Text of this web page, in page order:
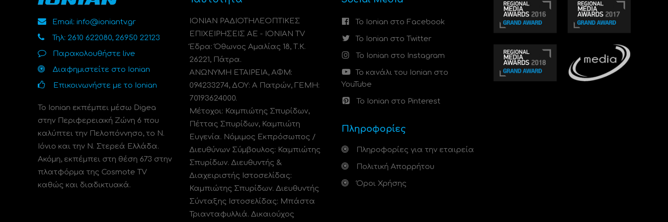
Email: info@ioniantv.gr
Τηλ: 2610 622080, 26950 22123
Παρακολουθήστε live
Διαφημιστείτε στο Ionian
Επικοινωνήστε με το Ionian
Το Ionian εκπέμπει μέσω Digea
στην Περιφερειακή Ζώνη 6 που
καλύπτει την Πελοπόννησο, το N.
Ιόνιο και την Ν. Στερεά Ελλάδα.
Ακόμη, εκπέμπει στη θέση 673 στην
πλατφόρμα της Cosmote TV
καθώς και διαδικτυακά.
ΙΟΝΙΑΝ ΡΑΔΙΟΤΗΛΕΟΠΤΙΚΕΣ
ΕΠΙΧΕΙΡΗΣΕΙΣ ΑΕ - IONIAN TV
Έδρα: Όθωνος Αμαλίας 18, Τ.Κ.
26221, Πάτρα.
ΑΝΩΝΥΜΗ ΕΤΑΙΡΕΙΑ, ΑΦΜ:
094233274, ΔΟΥ: A Πατρών, ΓΕΜΗ:
70193624000.
Μέτοχοι: Καμπιώτης Σπυρίδων,
Πέττας Σπυρίδων, Καμπιώτη
Ευγενία. Νόμιμος Εκπρόσωπος /
Διευθύνων Σύμβουλος: Καμπιώτης
Σπυρίδων. Διευθυντής &
Διαχειριστής Ιστοσελίδας:
Καμπιώτης Σπυρίδων. Διευθυντής
Σύνταξης Ιστοσελίδας: Μπάστα
Τριανταφυλλιά. Δικαιούχος
Το Ionian στο Facebook
Το Ionian στο Twitter
Το Ionian στο Instagram
Το κανάλι του Ionian στο
YouTube
Το Ionian στο Pinterest
Πληροφορίες
Πληροφορίες για την εταιρεία
Πολιτική Απορρήτου
Όροι Χρήσης